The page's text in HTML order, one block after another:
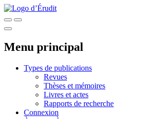
Menu principal
Types de publications
Revues
Thèses et mémoires
Livres et actes
Rapports de recherche
Connexion